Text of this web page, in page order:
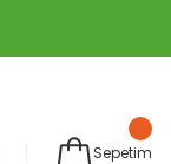
Sepetim